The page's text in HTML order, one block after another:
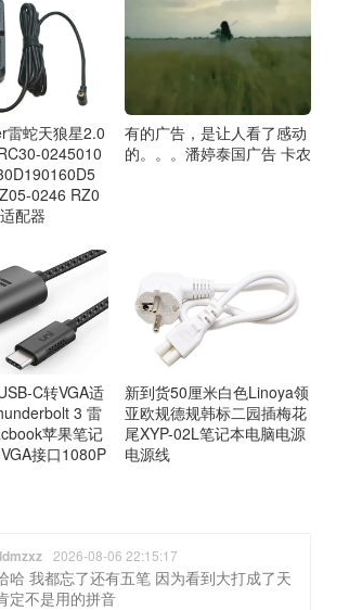
雷蛇天狼星2.0
0245010
0246 RZ0
配器
有的广告，是让人看了感动
的。。。潘婷泰国广告 卡农
C转VGA适
3 雷
苹果笔记
接口1080P
新到货50厘米白色Linoya领
亚欧规德规韩标二园插梅花
尾XYP-02L笔记本电脑电源
电源线
2026-08-06 22:15:17
哈 我都忘了还有五笔 因为看到大打成了天
定不是用的拼音